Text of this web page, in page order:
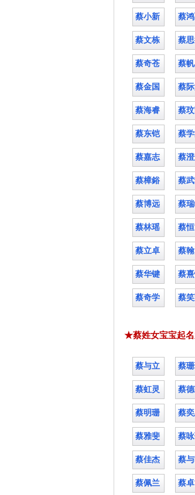
蔡小新 蔡
蔡文栋 蔡
蔡奇苍 蔡
蔡金国 蔡
蔡海睿 蔡
蔡东铠 蔡
蔡嘉志 蔡
蔡樟鋊 蔡
蔡博远 蔡
蔡林瑶 蔡
蔡立卓 蔡
蔡华键 蔡
蔡奇学 蔡
★蔡姓女宝宝起
蔡与立 蔡
蔡虹灵 蔡
蔡明珊 蔡
蔡雅斐 蔡
蔡佳杰 蔡
蔡佩兰 蔡